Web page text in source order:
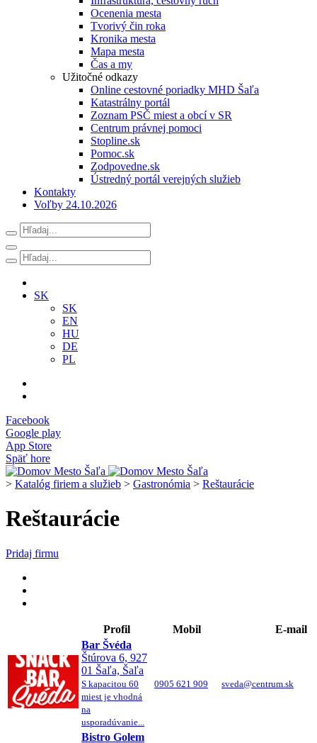
Ocenenia mesta
Tvorivý čin roka
Kronika mesta
Mapa mesta
Čas a my
Užitočné odkazy
Online cestovné poriadky MHD Šaľa
Katastrálny portál
Zoznam PSČ miest a obcí v SR
Centrum právnej pomoci
Stopline.sk
Pomoc.sk
Zodpovedne.sk
Ústredný portál verejných služieb
Kontakty
Voľby 24.10.2026
SK
SK
EN
HU
DE
PL
Facebook
Google play
App Store
Späť hore
> Katalóg firiem a služieb > Gastronómia > Reštaurácie
Reštaurácie
Pridaj firmu
Profil Mobil
E-mail
Bar Švéda
Štúrova 6, 927
01 Šaľa, Šaľa
S kapacitou 60
miest je vhodná
na
usporadúvanie...
0905 621 909 sveda@centrum.sk
Bistro Golem